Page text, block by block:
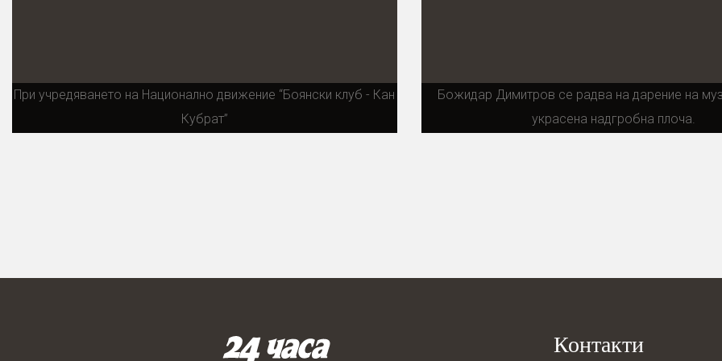
При учредяването на Национално движение “Боянски клуб - Кан
Кубрат”
Божидар Димитров се радва на дарение на
украсена надгробна плоча.
Контакти